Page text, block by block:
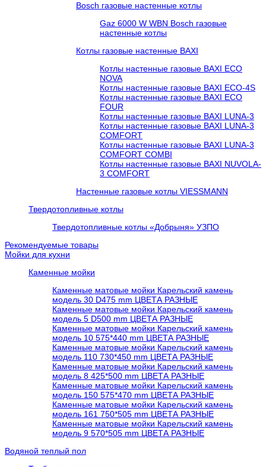
Bosch газовые настенные котлы
Gaz 6000 W WBN Bosch газовые
настенные котлы
Котлы газовые настенные BAXI
Котлы настенные газовые BAXI ECO
NOVA
Котлы настенные газовые BAXI ECO-4S
Котлы настенные газовые BAXI ECO
FOUR
Котлы настенные газовые BAXI LUNA-3
Котлы настенные газовые BAXI LUNA-3
COMFORT
Котлы настенные газовые BAXI LUNA-3
COMFORT COMBI
Котлы настенные газовые BAXI NUVOLA-
3 COMFORT
Настенные газовые котлы VIESSMANN
Твердотопливные котлы
Твердотопливные котлы «Добрыня» УЗПО
Рекомендуемые товары
Мойки для кухни
Каменные мойки
Каменные матовые мойки Карельский камень
модель 30 D475 mm ЦВЕТА РАЗНЫЕ
Каменные матовые мойки Карельский камень
модель 5 D500 mm ЦВЕТА РАЗНЫЕ
Каменные матовые мойки Карельский камень
модель 10 575*440 mm ЦВЕТА РАЗНЫЕ
Каменные матовые мойки Карельский камень
модель 110 730*450 mm ЦВЕТА РАЗНЫЕ
Каменные матовые мойки Карельский камень
модель 8 425*500 mm ЦВЕТА РАЗНЫЕ
Каменные матовые мойки Карельский камень
модель 150 575*470 mm ЦВЕТА РАЗНЫЕ
Каменные матовые мойки Карельский камень
модель 161 750*505 mm ЦВЕТА РАЗНЫЕ
Каменные матовые мойки Карельский камень
модель 9 570*505 mm ЦВЕТА РАЗНЫЕ
Водяной теплый пол